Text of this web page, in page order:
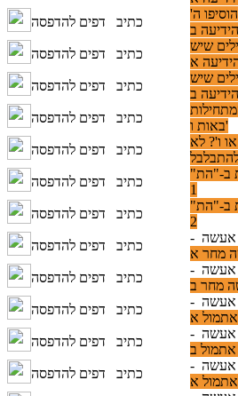
דפים להדפסה
כתיב
הוסיפו ה'
דפים להדפסה
כתיב
שיש
דפים להדפסה
כתיב
שיש
דפים להדפסה
כתיב
באות ו'
דפים להדפסה
כתיב
ו'? לא
דפים להדפסה
כתיב
ב-"הת"
1
דפים להדפסה
כתיב
ב-"הת"
2
דפים להדפסה
כתיב
אעשה -
דפים להדפסה
כתיב
אעשה -
דפים להדפסה
כתיב
אעשה -
דפים להדפסה
כתיב
אעשה -
דפים להדפסה
כתיב
אעשה -